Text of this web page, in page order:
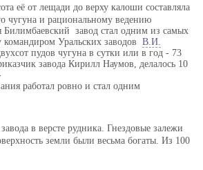
её от лещади до верху калоши составляла
чугуна и рациональному ведению
Билимбаевский завод стал одним из самых
Уральских заводов В.И.
пудов чугуна в сутки или в год - 73
завода Кирилл Наумов, делалось 10
работал ровно и стал одним
в версте рудника. Гнездовые залежи
земли были весьма богаты. Из 100